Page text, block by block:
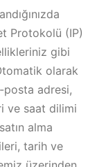
Protokolü (IP)
gibi
olarak
adresi,
ve saat dilimi
alma
tarih ve